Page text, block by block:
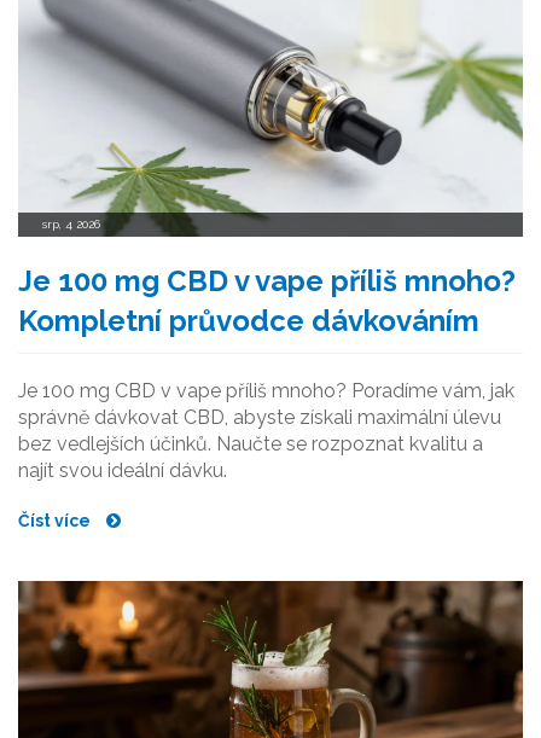
srp, 4 2026
Je 100 mg CBD v vape příliš mnoho?
Kompletní průvodce dávkováním
Je 100 mg CBD v vape příliš mnoho? Poradíme vám, jak
správně dávkovat CBD, abyste získali maximální úlevu
bez vedlejších účinků. Naučte se rozpoznat kvalitu a
najít svou ideální dávku.
Číst více